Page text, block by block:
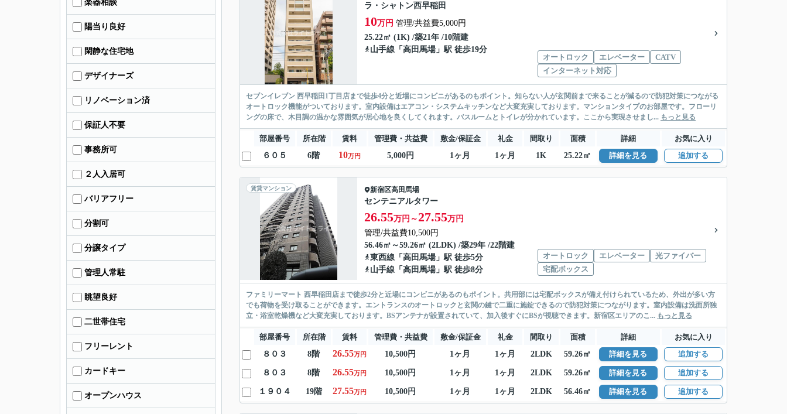
ラ・シャトン西早稲田
10万円 管理/共益費5,000円
25.22㎡ (1K) /築21年 /10階建
山手線 「 高田馬場」駅 徒歩19分
オートロック
エレベーター
CATV
インターネット対応
セブンイレブン 西早稲田1丁目店まで徒歩4分と近場にコンビニがあるのもポイント。知らない人が玄関前まで来ることが減るので防犯対策につながる
オートロック機能がついております。室内設備はエアコン・システムキッチンなど大変充実しております。マンションタイプのお部屋です。フローリ
ングの床で、木目調の温かな雰囲気が居心地を良くしてくれます。バスルームとトイレが分かれています。ここから実現させまし... もっと見る
部屋番号 所在階 賃料 管理費・共益費 敷金/保証金 礼金 間取り 面積 詳細
お気に入り
６０５
6階 10万円 5,000円 1ヶ月 1ヶ月 1K 25.22㎡ 詳細を見る 追加する
賃貸マンション 新宿区高田馬場
センテニアルタワー
26.55万円～ 27.55万円
管理/共益費10,500円
56.46㎡～59.26㎡ (2LDK) /築29年 /22階建
東西線 「 高田馬場」駅 徒歩5分
山手線 「 高田馬場」駅 徒歩8分
オートロック エレベーター
光ファイバー
宅配ボックス
ファミリーマート 西早稲田店まで徒歩2分と近場にコンビニがあるのもポイント。共用部には宅配ボックスが備え付けられているため、外出が多い方
でも荷物を受け取ることができます。エントランスのオートロックと玄関の鍵で二重に施錠できるので防犯対策につながります。室内設備は洗面所独
立・浴室乾燥機など大変充実しております。BSアンテナが設置されていて、加入後すぐにBSが視聴できます。新宿区エリアのこ... もっと見る
部屋番号 所在階 賃料 管理費・共益費 敷金/保証金 礼金 間取り 面積 詳細
お気に入り
８０３
8階 26.55万円 10,500円 1ヶ月 1ヶ月 2LDK 59.26㎡ 詳細を見る 追加する
８０３ 8階 26.55万円 10,500円 1ヶ月 1ヶ月 2LDK 59.26㎡ 詳細を見る 追加する
１９０４ 19階 27.55万円 10,500円 1ヶ月 1ヶ月 2LDK 56.46㎡ 詳細を見る 追加する
楽器相談
陽当り良好
閑静な住宅地
デザイナーズ
リノベーション済
保証人不要
事務所可
２人入居可
バリアフリー
分割可
分譲タイプ
管理人常駐
眺望良好
二世帯住宅
フリーレント
カードキー
オープンハウス